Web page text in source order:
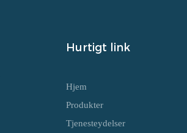
Hurtigt link
Hjem
Produkter
Tjenesteydelser